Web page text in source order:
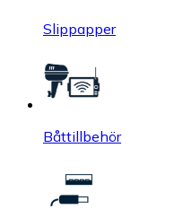
Slippapper
Båttillbehör